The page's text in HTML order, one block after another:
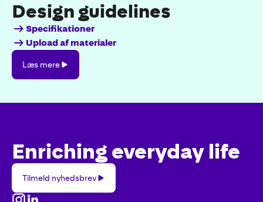
Design guidelines
Specifikationer
Specifikationer
Upload
af
materialer
Upload af materialer
mere
Læs mere
Enriching everyday life
nyhedsbrev
Tilmeld nyhedsbrev